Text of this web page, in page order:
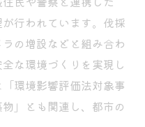
が行われています。伐採
の増設などと組み合わ
な環境づくりを実現し
環境影響評価法対象事
」とも関連し、都市の